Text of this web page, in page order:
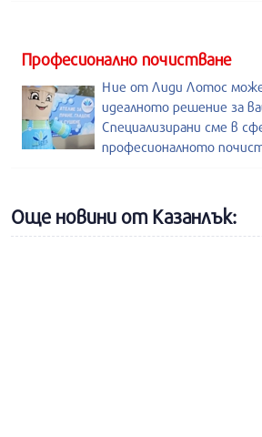
Професионално почистване
Ние от Лиди Лотос
идеалното решение за
Специализирани сме в
професионалното
Още новини от Казанлък: